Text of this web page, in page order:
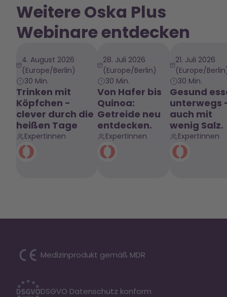
Weitere Oska Plus
Webinare entdecken
4. August 2026
(Europe/Berlin)
30 Min.
Trinken mit
Köpfchen -
clever durch die
heißen Tage
Expertinnen
28. Juli 2026
(Europe/Berlin)
30 Min.
Von Hafer bis
Quinoa:
Getreide neu
entdecken.
Expertinnen
21. Juli 2026
(Europe/
30 Min.
Gesund
unterwegs
auch mit
wenig Salz.
Expertinnen
Medizinprodukt gemäß MDR
DSGVO Datenschutz konform